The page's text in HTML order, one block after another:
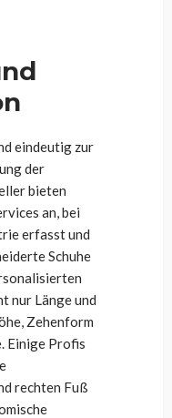
eindeutig zur
der
bieten
an, bei
erfasst und
Schuhe
nur Länge und
Zehenform
Einige Profis
rechten Fuß